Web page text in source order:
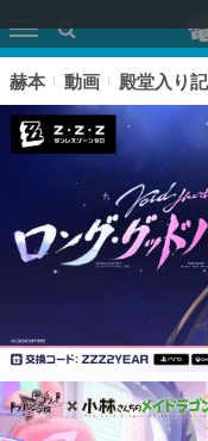
ピックア
赫本 動画 殿堂入り